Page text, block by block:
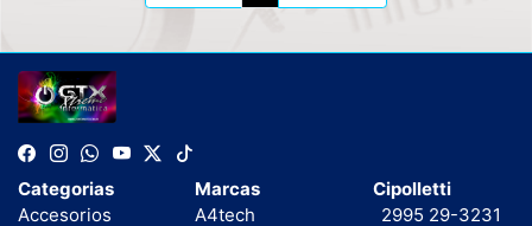
Categorias
Accesorios
Marcas
A4tech
Cipolletti
2995 29-3231